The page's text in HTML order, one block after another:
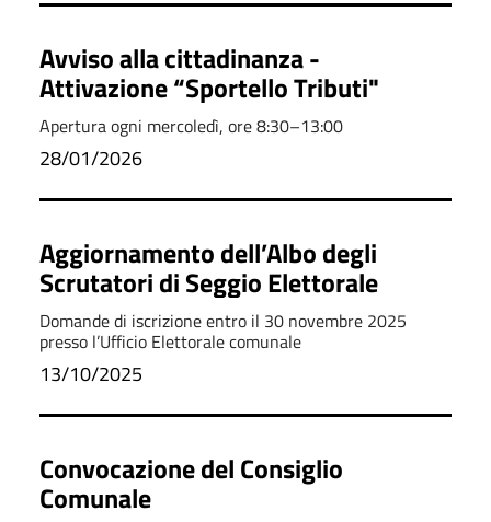
Avviso alla cittadinanza -
Attivazione “Sportello Tributi"
Apertura ogni mercoledì, ore 8:30–13:00
28/01/2026
Aggiornamento dell’Albo degli
Scrutatori di Seggio Elettorale
Domande di iscrizione entro il 30 novembre 2025
presso l’Ufficio Elettorale comunale
13/10/2025
Convocazione del Consiglio
Comunale